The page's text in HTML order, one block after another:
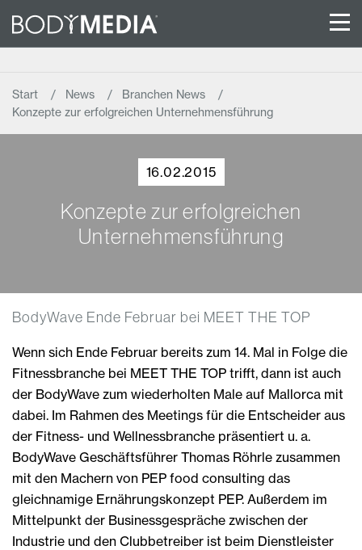
Start News
Branchen News
Konzepte zur erfolgreichen Unternehmensführung
16.02.2015
Konzepte zur erfolgreichen
Unternehmensführung
BodyWave Ende Februar bei MEET THE TOP
Wenn sich Ende Februar bereits zum 14. Mal in Folge die
Fitnessbranche bei MEET THE TOP trifft, dann ist auch
der BodyWave zum wiederholten Male auf Mallorca mit
dabei. Im Rahmen des Meetings für die Entscheider aus
der Fitness- und Wellnessbranche präsentiert u. a.
BodyWave Geschäftsführer Thomas Röhrle zusammen
mit den Machern von PEP food consulting das
gleichnamige Ernährungskonzept PEP. Außerdem im
Mittelpunkt der Businessgespräche zwischen der
Industrie und den Clubbetreiber ist beim Dienstleister